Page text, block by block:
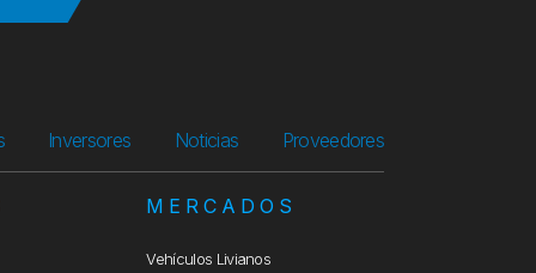
Inversores Noticias Proveedores
MERCADOS
Vehículos Livianos